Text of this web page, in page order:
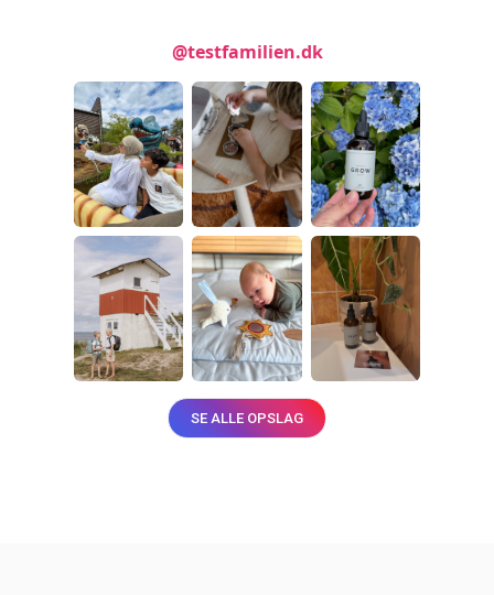
@testfamilien.dk
SE ALLE OPSLAG